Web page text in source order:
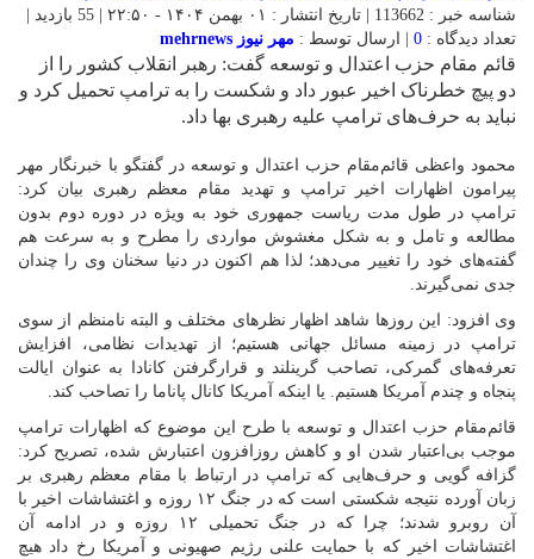
شناسه خبر : 113662 | تاریخ انتشار : ۰۱ بهمن ۱۴۰۴ - ۲۲:۵۰ | 55 بازدید |
تعداد دیدگاه : 0 | ارسال توسط : مهر نیوز mehrnews
قائم مقام حزب اعتدال و توسعه گفت: رهبر انقلاب کشور را از
دو پیچ خطرناک اخیر عبور داد و شکست را به ترامپ تحمیل کرد و
نباید به حرف‌های ترامپ علیه رهبری بها داد.
محمود واعظی قائم‌مقام حزب اعتدال و توسعه در گفتگو با خبرنگار مهر
پیرامون اظهارات اخیر ترامپ و تهدید مقام معظم رهبری بیان کرد:
ترامپ در طول مدت ریاست جمهوری خود به ویژه در دوره دوم بدون
مطالعه و تامل و به شکل مغشوش مواردی را مطرح و به سرعت هم
گفته‌های خود را تغییر می‌دهد؛ لذا هم اکنون در دنیا سخنان وی را چندان
جدی نمی‌گیرند.
وی افزود: این روزها شاهد اظهار نظرهای مختلف و البته نامنظم از سوی
ترامپ در زمینه مسائل جهانی هستیم؛ از تهدیدات نظامی، افزایش
تعرفه‌های گمرکی، تصاحب گرینلند و قرارگرفتن کانادا به عنوان ایالت
پنجاه و چندم آمریکا هستیم. یا اینکه آمریکا کانال پاناما را تصاحب کند.
قائم‌مقام حزب اعتدال و توسعه با طرح این موضوع که اظهارات ترامپ
موجب بی‌اعتبار شدن او و کاهش روزافزون اعتبارش شده، تصریح کرد:
گزافه گویی و حرف‌هایی که ترامپ در ارتباط با مقام معظم رهبری بر
زبان آورده نتیجه شکستی است که در جنگ ۱۲ روزه و اغتشاشات اخیر با
آن روبرو شدند؛ چرا که در جنگ تحمیلی ۱۲ روزه و در ادامه آن
اغتشاشات اخیر که با حمایت علنی رژیم صهیونی و آمریکا رخ داد هیچ